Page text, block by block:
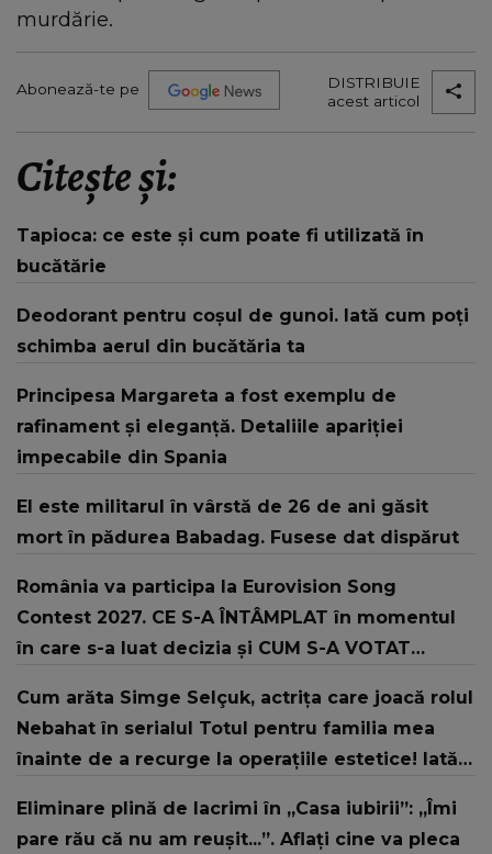
murdărie.
Abonează-te pe
DISTRIBUIE
acest articol
Citește și:
Tapioca: ce este și cum poate fi utilizată în
bucătărie
Deodorant pentru coșul de gunoi. Iată cum poți
schimba aerul din bucătăria ta
Principesa Margareta a fost exemplu de
rafinament și eleganță. Detaliile apariției
impecabile din Spania
El este militarul în vârstă de 26 de ani găsit
mort în pădurea Babadag. Fusese dat dispărut
România va participa la Eurovision Song
Contest 2027. CE S-A ÎNTÂMPLAT în momentul
în care s-a luat decizia și CUM S-A VOTAT
strategic de..."
Cum arăta Simge Selçuk, actrița care joacă rolul
Nebahat în serialul Totul pentru familia mea
înainte de a recurge la operațiile estetice! Iată
„Tinerețe rebelă”
Eliminare plină de lacrimi în „Casa iubirii”: „Îmi
pare rău că nu am reușit...”. Aflați cine va pleca